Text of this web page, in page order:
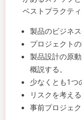
ベストプラクテ
製品のビジネ
プロジェクト
製品設計の原
概説する。
少なくとも1つ
リスクを考える
事前プロジェ